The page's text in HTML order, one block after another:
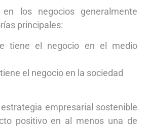
los negocios generalmente
principales:
tiene el negocio en el medio
el negocio en la sociedad
empresarial sostenible
positivo en al menos una de